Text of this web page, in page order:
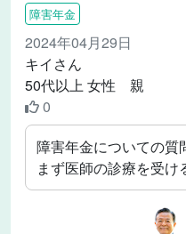
障害年金
2024年04月29日
キイさん
50代以上 女性 親
0
障害年金についての質
まず医師の診療を受け